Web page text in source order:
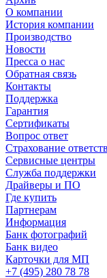
О компании
История компании
Производство
Новости
Пресса о нас
Обратная связь
Контакты
Поддержка
Гарантия
Сертификаты
Вопрос ответ
Страхование
Сервисные центры
Служба поддержки
Драйверы и ПО
Где купить
Партнерам
Информация
Банк фотографий
Банк видео
Карточки для МП
+7 (495) 280 78 78